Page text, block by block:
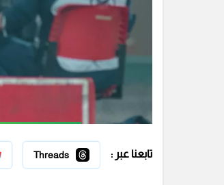
تابعنا عبر : Threads